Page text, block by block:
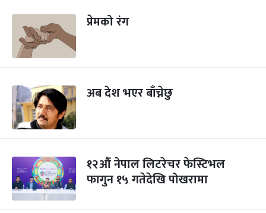
प्रेमको रंग
अब देश भएर बाँच्नेछु
१२औं नेपाल लिटरेचर फेस्टिभल
फागुन १५ गतेदेखि पोखरामा